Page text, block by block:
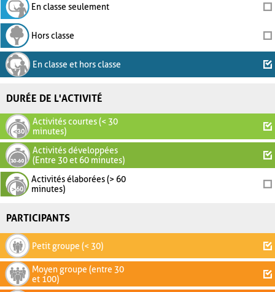
En classe seulement
Hors classe
En classe et hors classe
DURÉE DE L'ACTIVITÉ
Activités courtes (< 30
minutes)
Activités développées
(Entre 30 et 60 minutes)
Activités élaborées (> 60
minutes)
PARTICIPANTS
Petit groupe (< 30)
Moyen groupe (entre 30
et 100)